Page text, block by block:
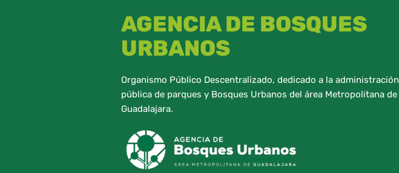
AGENCIA DE BOSQUES
URBANOS
Organismo Público Descentralizado, dedicado a la administración
pública de parques y Bosques Urbanos del área Metropolitana de
Guadalajara.